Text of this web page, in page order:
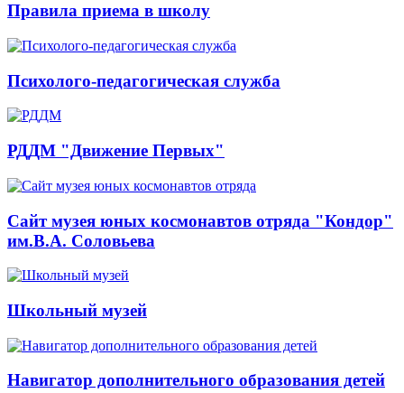
Правила приема в школу
Психолого-педагогическая служба
РДДМ "Движение Первых"
Сайт музея юных космонавтов отряда "Кондор"
им.В.А. Соловьева
Школьный музей
Навигатор дополнительного образования детей